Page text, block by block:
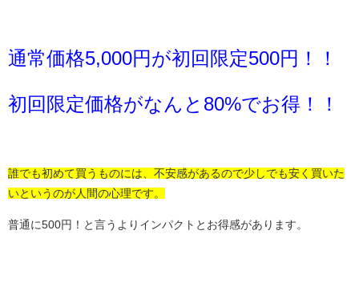
通常価格5,000円が初回限定500円！！
初回限定価格がなんと80%でお得！！
誰でも初めて買うものには、不安感があるので少しでも安く買いた
いというのが人間の心理です。
普通に500円！と言うよりインパクトとお得感があります。